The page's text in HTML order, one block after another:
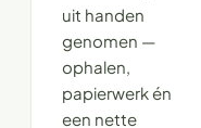
uit handen
genomen —
ophalen,
papierwerk én
een nette